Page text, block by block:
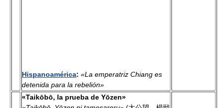
Hispanoamérica: «La emperatriz Chiang es
detenida para la rebelión»
«Taikōbō, la prueba de Yōzen»